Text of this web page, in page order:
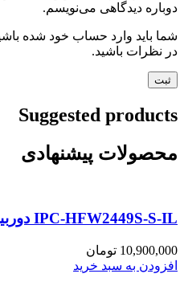
دوباره دیدگاهی می‌نویسم.
شما باید وارد حساب خود شده
در نظرات باشید.
Suggested products
محصولات پیشنهادی
IPC-HFW2449S-S-IL دوربین مداربسته داهوا
10,900,000 تومان
افزودن به سبد خرید